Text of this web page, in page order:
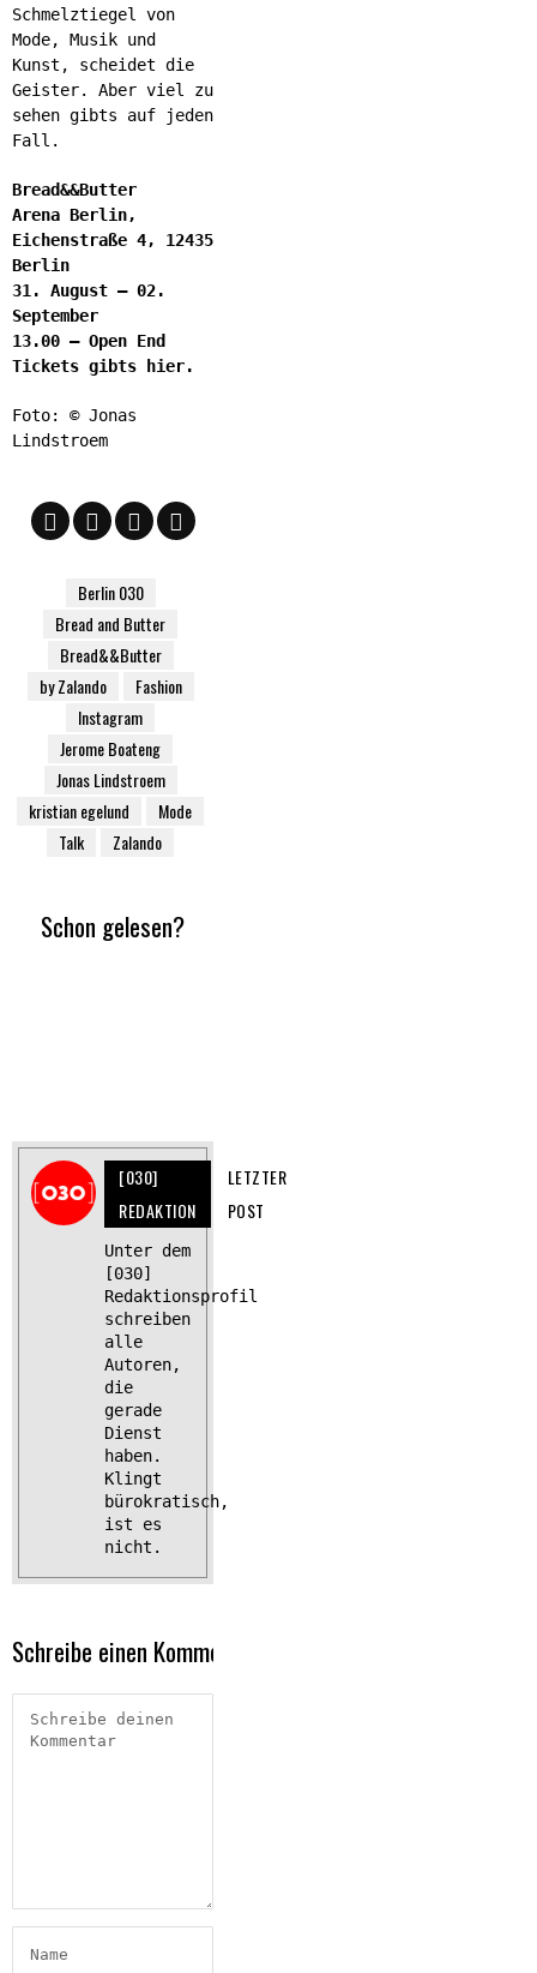
Schmelztiegel von
Mode, Musik und
Kunst, scheidet die
Geister. Aber viel zu
sehen gibts auf jeden
Fall.
Bread&&Butter
Arena Berlin,
Eichenstraße 4, 12435
Berlin
31. August – 02.
September
13.00 – Open End
Tickets gibts hier.
Foto: © Jonas
Lindstroem
Berlin 030
Bread and Butter
Bread&&Butter
by Zalando
Fashion
Instagram
Jerome Boateng
Jonas Lindstroem
kristian egelund
Mode
Talk
Zalando
Schon gelesen?
[030]
REDAKTION
LETZTER
POST
Unter dem
[030]
Redaktionsprofil
schreiben
alle
Autoren,
die
gerade
Dienst
haben.
Klingt
bürokratisch,
ist es
nicht.
Schreibe einen Kommentar